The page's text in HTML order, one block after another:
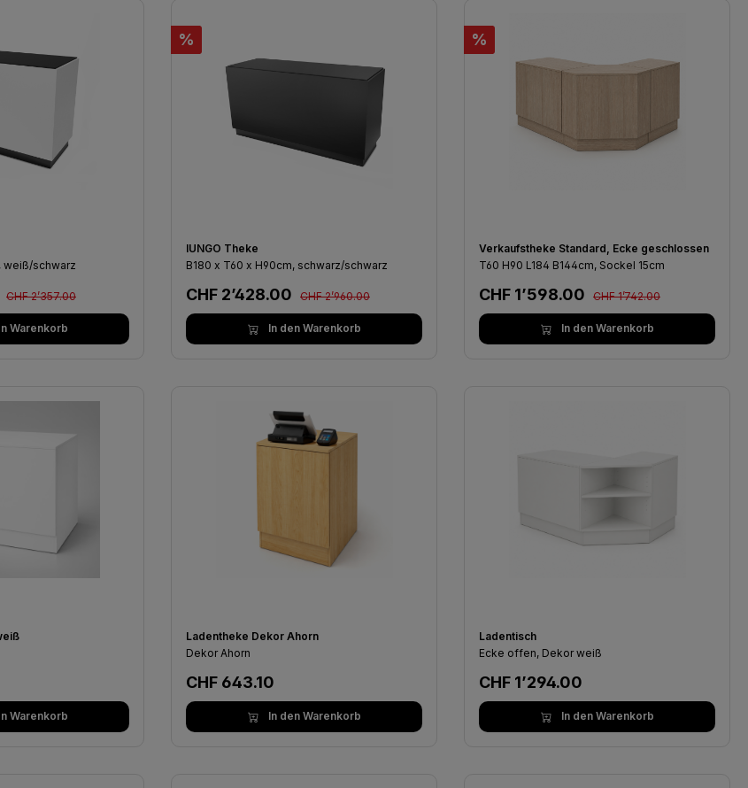
weiß/schwarz
Regulärer Preis:
CHF 2’357.00
Warenkorb
Rabatt
%
IUNGO Theke
B180 x T60 x H90cm, schwarz/schwarz
Verkaufspreis:
CHF 2’428.00 Regulärer Preis:
CHF 2’960.00
In den Warenkorb
Rabatt
%
Verkaufstheke Standard, Ecke geschlossen
T60 H90 L184 B144cm, Sockel 15cm
Verkaufspreis:
CHF 1’598.00 Regulärer Preis:
CHF 1’742.00
In den Warenkorb
Warenkorb
Ladentheke Dekor Ahorn
Dekor Ahorn
Regulärer Preis:
CHF 643.10
In den Warenkorb
Ladentisch
Ecke offen, Dekor weiß
Regulärer Preis:
CHF 1’294.00
In den Warenkorb